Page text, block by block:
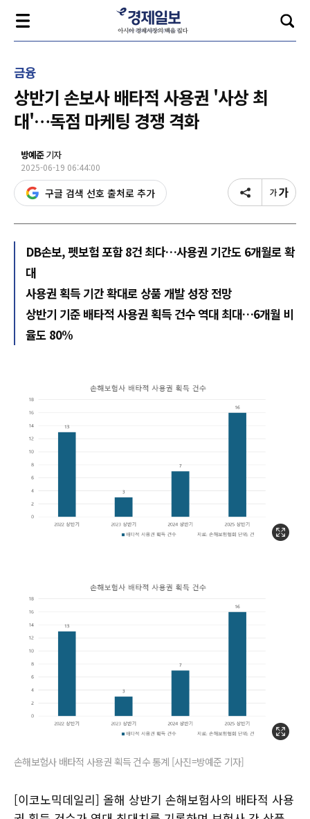
금융
상반기 손보사 배타적 사용권 '사상 최
대'…독점 마케팅 경쟁 격화
방예준기자
2025-06-19 06:44:00
구글 검색 선호 출처로 추가
DB손보, 펫보험 포함 8건 최다…사용권 기간도 6개월로 확
대
사용권 획득 기간 확대로 상품 개발 성장 전망
상반기 기준 배타적 사용권 획득 건수 역대 최대…6개월 비
율도 80%
손해보험사 배타적 사용권 획득 건수 통계 [사진=방예준 기자]
[이코노믹데일리] 올해 상반기 손해보험사의 배타적 사용